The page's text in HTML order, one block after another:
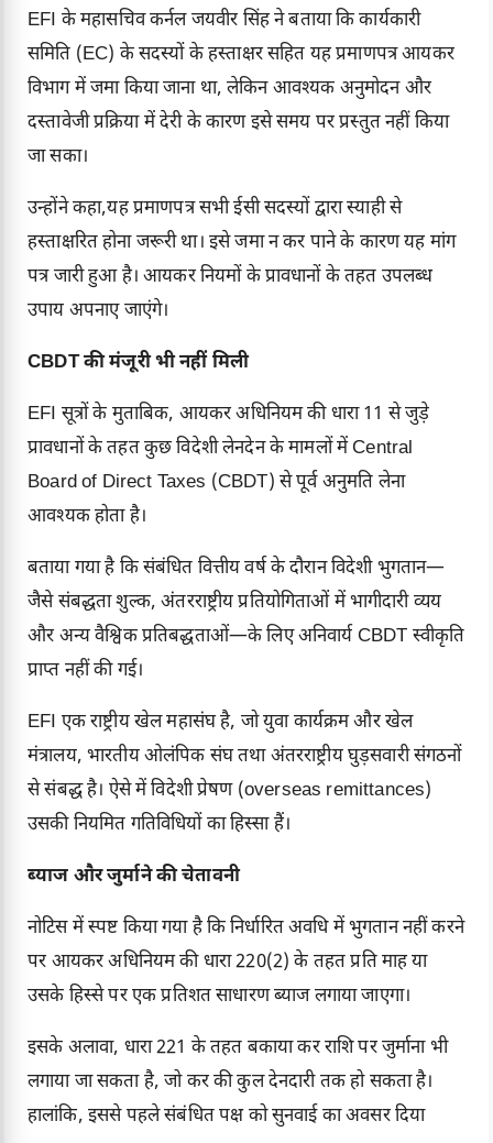
EFI के महासचिव कर्नल जयवीर सिंह ने बताया कि कार्यकारी
समिति (EC) के सदस्यों के हस्ताक्षर सहित यह प्रमाणपत्र आयकर
विभाग में जमा किया जाना था, लेकिन आवश्यक अनुमोदन और
दस्तावेजी प्रक्रिया में देरी के कारण इसे समय पर प्रस्तुत नहीं किया
जा सका।
उन्होंने कहा,यह प्रमाणपत्र सभी ईसी सदस्यों द्वारा स्याही से
हस्ताक्षरित होना जरूरी था। इसे जमा न कर पाने के कारण यह मांग
पत्र जारी हुआ है। आयकर नियमों के प्रावधानों के तहत उपलब्ध
उपाय अपनाए जाएंगे।
CBDT की मंजूरी भी नहीं मिली
EFI सूत्रों के मुताबिक, आयकर अधिनियम की धारा 11 से जुड़े
प्रावधानों के तहत कुछ विदेशी लेनदेन के मामलों में Central
Board of Direct Taxes (CBDT) से पूर्व अनुमति लेना
आवश्यक होता है।
बताया गया है कि संबंधित वित्तीय वर्ष के दौरान विदेशी भुगतान—
जैसे संबद्धता शुल्क, अंतरराष्ट्रीय प्रतियोगिताओं में भागीदारी व्यय
और अन्य वैश्विक प्रतिबद्धताओं—के लिए अनिवार्य CBDT स्वीकृति
प्राप्त नहीं की गई।
EFI एक राष्ट्रीय खेल महासंघ है, जो युवा कार्यक्रम और खेल
मंत्रालय, भारतीय ओलंपिक संघ तथा अंतरराष्ट्रीय घुड़सवारी संगठनों
से संबद्ध है। ऐसे में विदेशी प्रेषण (overseas remittances)
उसकी नियमित गतिविधियों का हिस्सा हैं।
ब्याज और जुर्माने की चेतावनी
नोटिस में स्पष्ट किया गया है कि निर्धारित अवधि में भुगतान नहीं करने
पर आयकर अधिनियम की धारा 220(2) के तहत प्रति माह या
उसके हिस्से पर एक प्रतिशत साधारण ब्याज लगाया जाएगा।
इसके अलावा, धारा 221 के तहत बकाया कर राशि पर जुर्माना भी
लगाया जा सकता है, जो कर की कुल देनदारी तक हो सकता है।
हालांकि, इससे पहले संबंधित पक्ष को सुनवाई का अवसर दिया